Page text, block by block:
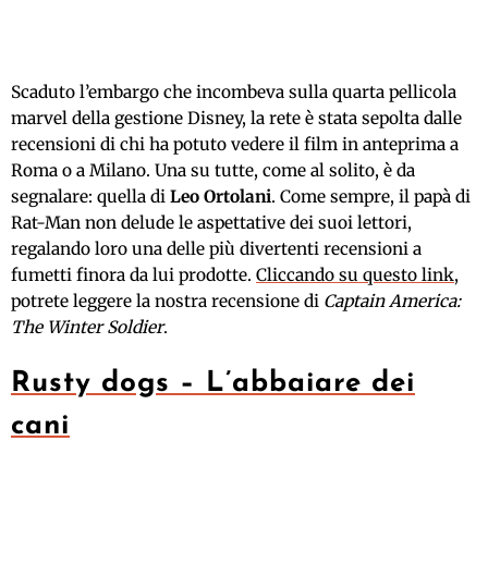
Scaduto l’embargo che incombeva sulla quarta pellicola
marvel della gestione Disney, la rete è stata sepolta dalle
recensioni di chi ha potuto vedere il film in anteprima a
Roma o a Milano. Una su tutte, come al solito, è da
segnalare: quella di Leo Ortolani. Come sempre, il papà di
Rat-Man non delude le aspettative dei suoi lettori,
regalando loro una delle più divertenti recensioni a
fumetti finora da lui prodotte. Cliccando su questo link,
potrete leggere la nostra recensione di Captain America:
The Winter Soldier.
Rusty dogs – L’abbaiare dei
cani